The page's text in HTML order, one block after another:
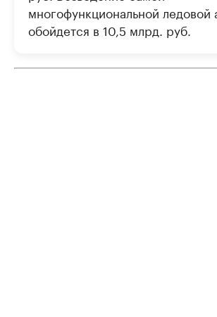
многофункциональной ледовой
обойдется в 10,5 млрд. руб.